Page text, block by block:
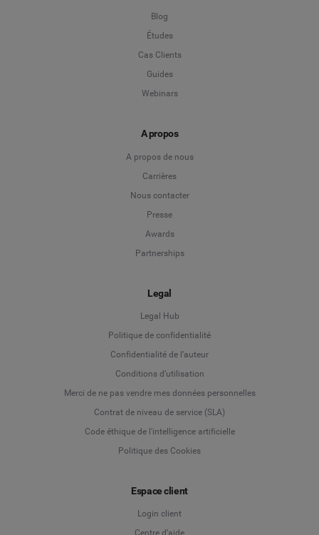
Blog
Études
Cas Clients
Guides
Webinars
A propos
A propos de nous
Carrières
Nous contacter
Presse
Awards
Partnerships
Legal
Legal Hub
Politique de confidentialité
Confidentialité de l’auteur
Conditions d’utilisation
Merci de ne pas vendre mes données personnelles
Contrat de niveau de service (SLA)
Code éthique de l'intelligence artificielle
Politique des Cookies
Espace client
Login client
Language
Deutsch
English